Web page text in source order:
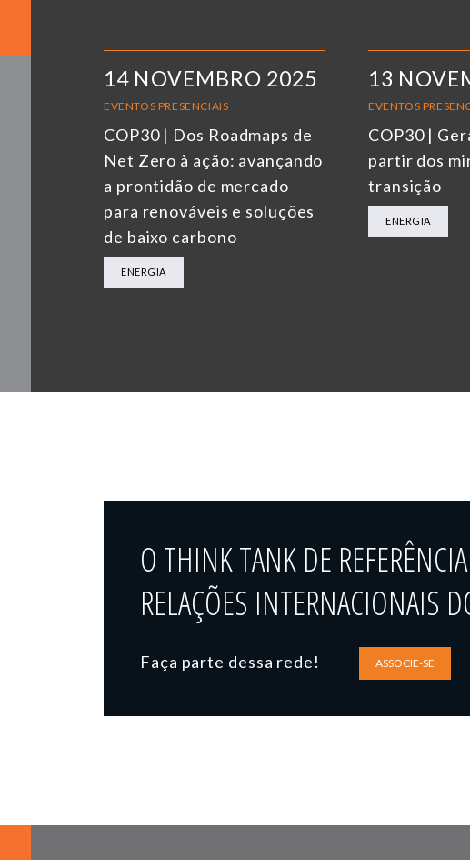
14 NOVEMBRO 2025
EVENTOS PRESENCIAIS
COP30 | Dos Roadmaps de
Net Zero à ação: avançando
a prontidão de mercado
para renováveis e soluções
de baixo carbono
ENERGIA
13
EVENTOS
COP30 |
partir dos
transição
ENERGIA
O THINK TANK DE
RELAÇÕES INTERNACIONAIS
Faça parte dessa rede! ASSOCIE-SE